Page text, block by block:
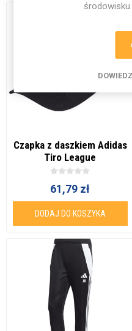
Czapka z daszkiem Adidas
Tiro League
61,79 zł
DODAJ DO KOSZYKA
środowisku